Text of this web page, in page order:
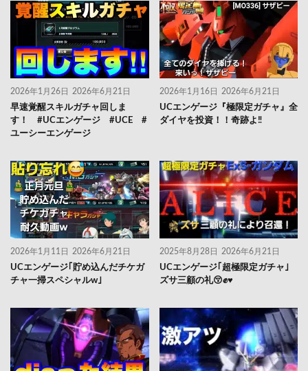
2026年1月26日 2026年6月21日
早速覚醒スキルガチャ回しま
す！ #UCエンゲージ #UCE #
ユーシーエンゲージ
2026年1月16日 2026年6月21日
UCエンゲージ『極限定ガチャ』全
ダイヤを投資！！奇跡よ‼️
2026年1月11日 2026年6月21日
UCエンゲージ｢貯め込んだチケガ
チャ一掃スペシャルw｣
2025年8月28日 2026年6月21日
UCエンゲージ｢超極限定ガチャ｣
ズサ三顧の礼😚✊♥️